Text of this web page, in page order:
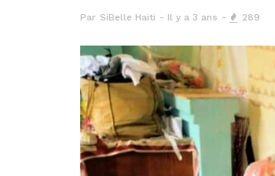
Par SiBelle Haiti Il y a 3 ans 289